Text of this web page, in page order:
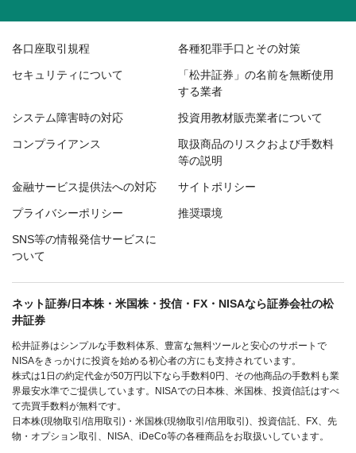
各口座取引規程 各種犯罪手口とその対策
セキュリティについて
「松井証券」の名前を無断使用
する業者
システム障害時の対応 投資用教材販売業者について
コンプライアンス
取扱商品のリスクおよび手数料
等の説明
金融サービス提供法への対応 サイトポリシー
プライバシーポリシー 推奨環境
SNS等の情報発信サービスに
ついて
ネット証券/日本株・米国株・投信・FX・NISAなら証券会社の松
井証券
松井証券はシンプルな手数料体系、豊富な無料ツールと安心のサポートで
NISAをきっかけに投資を始める初心者の方にも支持されています。
株式は1日の約定代金が50万円以下なら手数料0円、その他商品の手数料も業
界最安水準でご提供しています。NISAでの日本株、米国株、投資信託はすべ
て売買手数料が無料です。
日本株(現物取引/信用取引)・米国株(現物取引/信用取引)、投資信託、FX、先
物・オプション取引、NISA、iDeCo等の各種商品をお取扱いしています。